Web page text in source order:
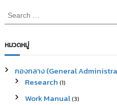
e
r
c
f
หมวดหมู่
กองกลาง (General
Research (1)
Work Manual(3)